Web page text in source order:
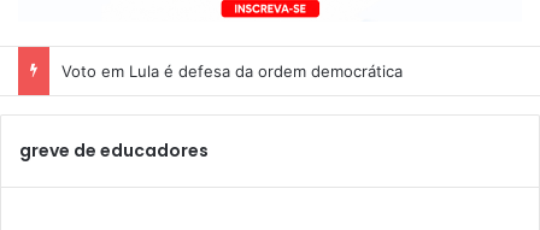
Voto em Lula é defesa da ordem democrática
greve de educadores